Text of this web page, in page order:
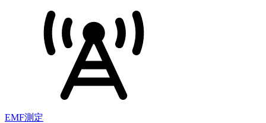
EMF測定